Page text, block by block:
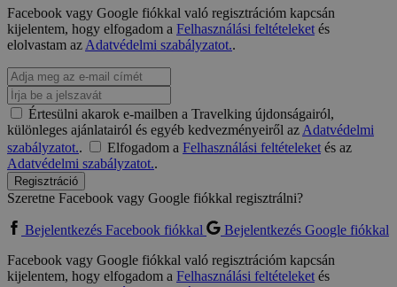
Facebook vagy Google fiókkal való regisztrációm kapcsán
kijelentem, hogy elfogadom a Felhasználási feltételeketés
elolvastam azAdatvédelmi szabályzatot..
Értesülni akarok e-mailben a Travelking újdonságairól,
különleges ajánlatairól és egyéb kedvezményeiről azAdatvédelmi
szabályzatot.. Elfogadom a Felhasználási feltételeketés az
Adatvédelmi szabályzatot..
Regisztráció
Szeretne Facebook vagy Google fiókkal regisztrálni?
Bejelentkezés Facebook fiókkal
Bejelentkezés Google fiókkal
Facebook vagy Google fiókkal való regisztrációm kapcsán
kijelentem, hogy elfogadom a Felhasználási feltételeketés